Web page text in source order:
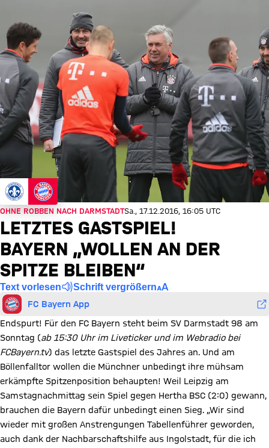
OHNE ROBBEN NACH DARMSTADTSa., 17.12.2016, 16:05 UTC
LETZTES GASTSPIEL!
BAYERN „WOLLEN AN DER
SPITZE BLEIBEN“
Text vorlesen Schrift vergrößern
FC Bayern App
Endspurt! Für den FC Bayern steht beim SV Darmstadt 98 am
Sonntag (ab 15:30 Uhr im Liveticker und im Webradio bei
FCBayern.tv) das letzte Gastspiel des Jahres an. Und am
Böllenfalltor wollen die Münchner unbedingt ihre mühsam
erkämpfte Spitzenposition behaupten! Weil Leipzig am
Samstagnachmittag sein Spiel gegen Hertha BSC (2:0) gewann,
brauchen die Bayern dafür unbedingt einen Sieg. „Wir sind
wieder mit großen Anstrengungen Tabellenführer geworden,
auch dank der Nachbarschaftshilfe aus Ingolstadt, für die ich